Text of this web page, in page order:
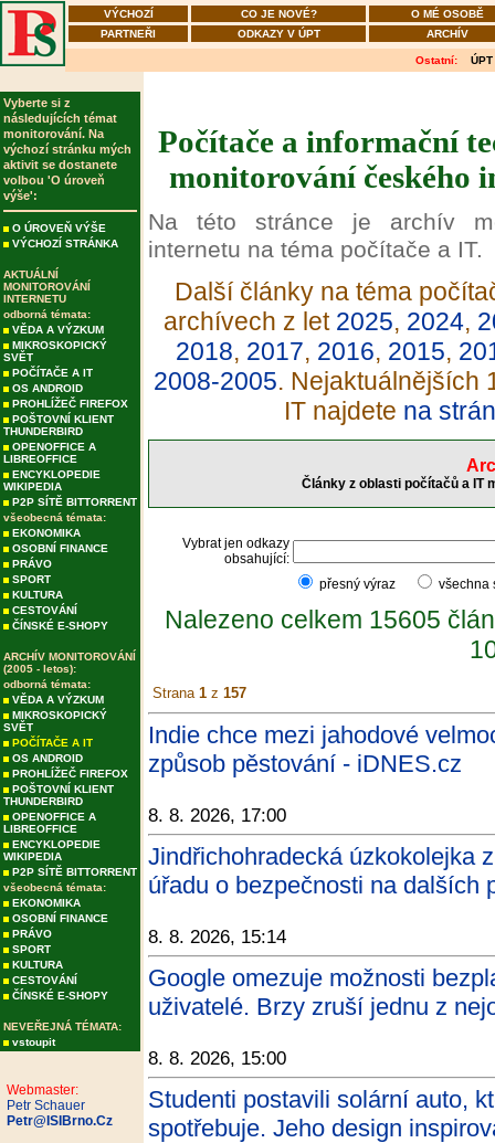
VÝCHOZÍ CO JE NOVÉ?
O MÉ OSOBĚ
PARTNEŘI
ODKAZY V ÚPT ARCHÍV
Ostatní: ÚPT
Vyberte si z
následujících témat
monitorování. Na
výchozí stránku mých
aktivit se dostanete
volbou 'O úroveň
výše':
O ÚROVEŇ VÝŠE
VÝCHOZÍ STRÁNKA
AKTUÁLNÍ
MONITOROVÁNÍ
INTERNETU
odborná témata:
VĚDA A VÝZKUM
MIKROSKOPICKÝ
SVĚT
POČÍTAČE A IT
OS ANDROID
PROHLÍŽEČ FIREFOX
POŠTOVNÍ KLIENT
THUNDERBIRD
OPENOFFICE A
LIBREOFFICE
ENCYKLOPEDIE
WIKIPEDIA
P2P SÍTĚ BITTORRENT
všeobecná témata:
EKONOMIKA
OSOBNÍ FINANCE
PRÁVO
SPORT
KULTURA
CESTOVÁNÍ
ČÍNSKÉ E-SHOPY
ARCHÍV MONITOROVÁNÍ
(2005 - letos):
odborná témata:
VĚDA A VÝZKUM
MIKROSKOPICKÝ
SVĚT
POČÍTAČE A IT
OS ANDROID
PROHLÍŽEČ FIREFOX
POŠTOVNÍ KLIENT
THUNDERBIRD
OPENOFFICE A
LIBREOFFICE
ENCYKLOPEDIE
WIKIPEDIA
P2P SÍTĚ BITTORRENT
všeobecná témata:
EKONOMIKA
OSOBNÍ FINANCE
PRÁVO
SPORT
KULTURA
CESTOVÁNÍ
ČÍNSKÉ E-SHOPY
NEVEŘEJNÁ TÉMATA:
vstoupit
Webmaster:
Petr Schauer
Petr@ISIBrno.Cz
Počítače a informační
monitorování českého
Na této stránce je archív
internetu na téma počítače a IT.
Další články na téma
archívech z let 2025, 2024,
2018, 2017, 2016, 2015,
2008-2005. Nejaktuálnějších
IT najdete na
Články z oblasti počítačů a IT
Vybrat jen odkazy
obsahující:
přesný výraz
Nalezeno celkem 15605
Strana 1 z 157
Indie chce mezi jahodové
způsob pěstování - iDNES.cz
8. 8. 2026, 17:00
Jindřichohradecká úzkokolejka
úřadu o bezpečnosti na dalších
8. 8. 2026, 15:14
Google omezuje možnosti
uživatelé. Brzy zruší jednu z
8. 8. 2026, 15:00
Studenti postavili solární auto,
spotřebuje. Jeho design